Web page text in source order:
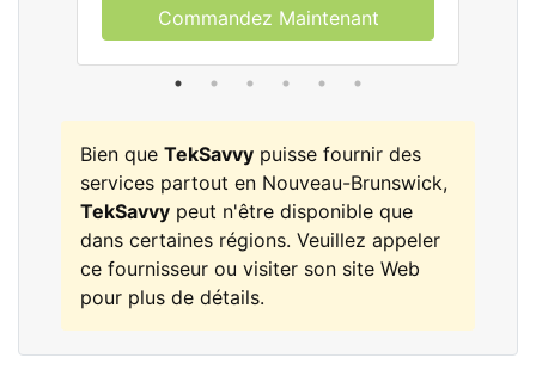
Commandez Maintenant
Bien que TekSavvy puisse fournir des
services partout en Nouveau-Brunswick,
TekSavvy peut n'être disponible que
dans certaines régions. Veuillez appeler
ce fournisseur ou visiter son site Web
pour plus de détails.